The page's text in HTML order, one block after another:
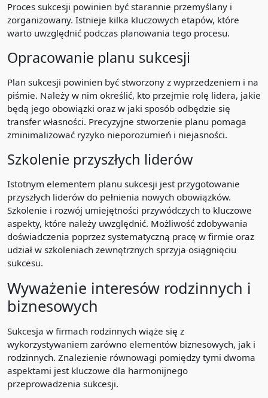
Proces sukcesji powinien być starannie przemyślany i
zorganizowany. Istnieje kilka kluczowych etapów, które
warto uwzględnić podczas planowania tego procesu.
Opracowanie planu sukcesji
Plan sukcesji powinien być stworzony z wyprzedzeniem i na
piśmie. Należy w nim określić, kto przejmie rolę lidera, jakie
będą jego obowiązki oraz w jaki sposób odbędzie się
transfer własności. Precyzyjne stworzenie planu pomaga
zminimalizować ryzyko nieporozumień i niejasności.
Szkolenie przyszłych liderów
Istotnym elementem planu sukcesji jest przygotowanie
przyszłych liderów do pełnienia nowych obowiązków.
Szkolenie i rozwój umiejętności przywódczych to kluczowe
aspekty, które należy uwzględnić. Możliwość zdobywania
doświadczenia poprzez systematyczną pracę w firmie oraz
udział w szkoleniach zewnętrznych sprzyja osiągnięciu
sukcesu.
Wyważenie interesów rodzinnych i
biznesowych
Sukcesja w firmach rodzinnych wiąże się z
wykorzystywaniem zarówno elementów biznesowych, jak i
rodzinnych. Znalezienie równowagi pomiędzy tymi dwoma
aspektami jest kluczowe dla harmonijnego
przeprowadzenia sukcesji.